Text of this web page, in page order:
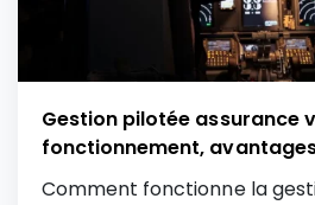
Gestion pilotée assurance
fonctionnement,
Comment fonctionne la